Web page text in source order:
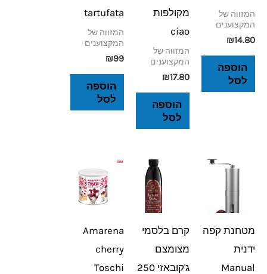
המזווה של
המקצוענים
₪14.80
הוספה
לסל
מקולפות
ciao
המזווה של
המקצוענים
₪17.80
הוספה
לסל
tartufata
המזווה של
המקצוענים
₪99
הוספה
לסל
מטחנת קפה
ידנית
Manual
קרם בלסמי
מצומצם
ג'קובאזי 250
Amarena
cherry
Toschi